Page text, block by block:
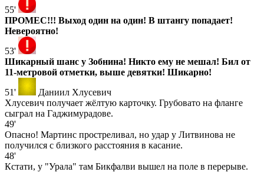
55'
ПРОМЕС!!! Выход один на один! В штангу попадает!
Невероятно!
53'
Шикарный шанс у Зобнина! Никто ему не мешал! Бил от
11-метровой отметки, выше девятки! Шикарно!
51'
Даниил Хлусевич
Хлусевич получает жёлтую карточку. Грубовато на фланге
сыграл на Гаджимурадове.
49'
Опасно! Мартинс простреливал, но удар у Литвинова не
получился с близкого расстояния в касание.
48'
Кстати, у "Урала" там Бикфалви вышел на поле в перерыве.